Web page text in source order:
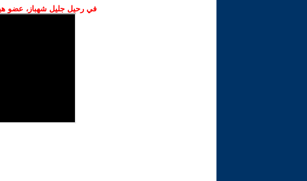
في رحيل جليل شهباز، عضو